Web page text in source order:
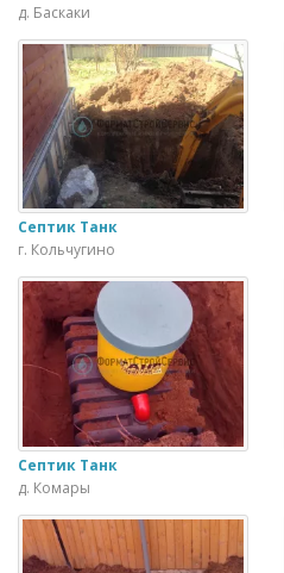
д. Баскаки
Септик Танк
г. Кольчугино
Септик Танк
д. Комары